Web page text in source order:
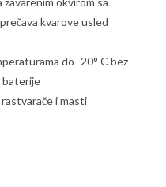
kvarove usled
do -20° C bez
baterije
i masti
12 V